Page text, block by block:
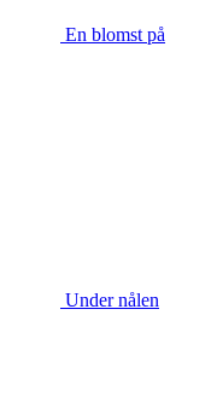
En blomst på
Under nålen